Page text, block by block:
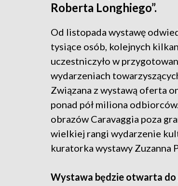
Roberta Longhiego”.
Od listopada wystawę
tysiące osób, kolejnych
uczestniczyło w
wydarzeniach
Związana z wystawą oferta
ponad pół miliona
obrazów Caravaggia poza
wielkiej rangi wydarzenie
kuratorka wystawy Zuzanna
Wystawa będzie otwarta do